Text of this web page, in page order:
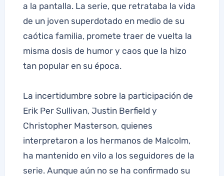
a la pantalla. La serie, que retrataba la vida
de un joven superdotado en medio de su
caótica familia, promete traer de vuelta la
misma dosis de humor y caos que la hizo
tan popular en su época.
La incertidumbre sobre la participación de
Erik Per Sullivan, Justin Berfield y
Christopher Masterson, quienes
interpretaron a los hermanos de Malcolm,
ha mantenido en vilo a los seguidores de la
serie. Aunque aún no se ha confirmado su